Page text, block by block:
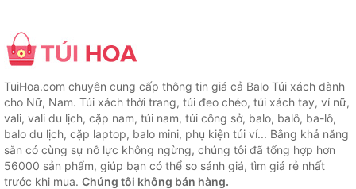
TuiHoa.com chuyên cung cấp thông tin giá cả Balo Túi xách dành
cho Nữ, Nam. Túi xách thời trang, túi đeo chéo, túi xách tay, ví nữ,
vali, vali du lịch, cặp nam, túi nam, túi công sở, balo, balô, ba-lô,
balo du lịch, cặp laptop, balo mini, phụ kiện túi ví... Bằng khả năng
sẵn có cùng sự nỗ lực không ngừng, chúng tôi đã tổng hợp hơn
56000 sản phẩm, giúp bạn có thể so sánh giá, tìm giá rẻ nhất
trước khi mua. Chúng tôi không bán hàng.